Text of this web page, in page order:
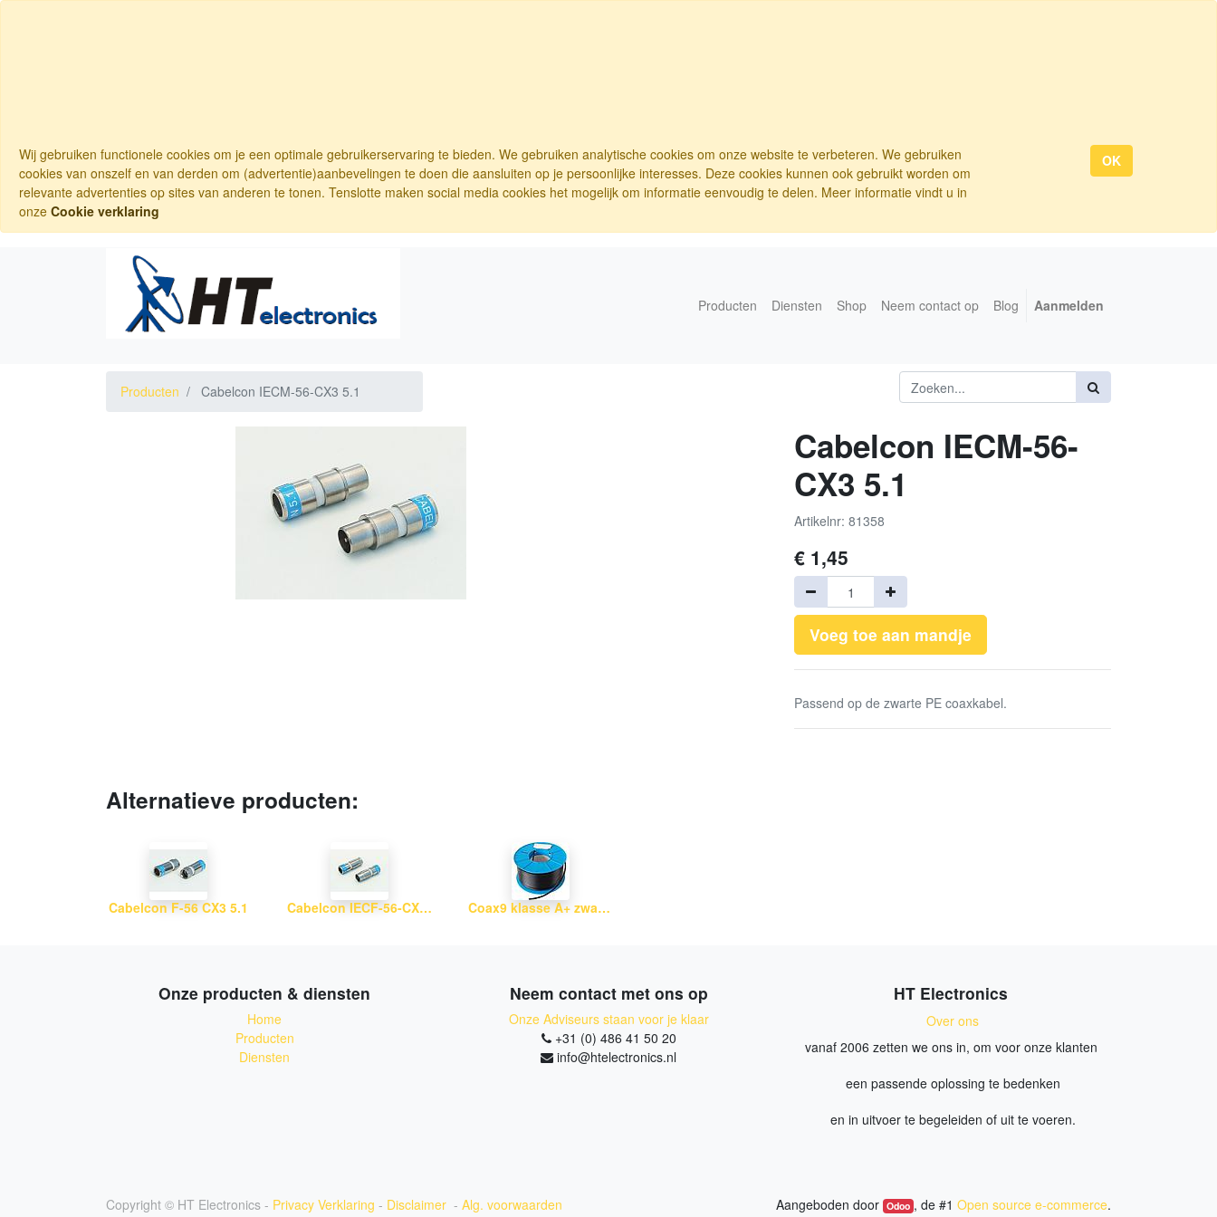
Wij gebruiken functionele cookies om je een optimale gebruikerservaring te bieden. We gebruiken analytische cookies om onze website te verbeteren. We gebruiken
cookies van onszelf en van derden om (advertentie)aanbevelingen te doen die aansluiten op je persoonlijke interesses. Deze cookies kunnen ook gebruikt worden om
relevante advertenties op sites van anderen te tonen. Tenslotte maken social media cookies het mogelijk om informatie eenvoudig te delen. Meer informatie vindt u in
onze Cookie verklaring
OK
Producten Diensten Shop Neem contact op Blog Aanmelden
Producten Cabelcon IECM-56-CX3 5.1
Cabelcon IECM-56-
CX3 5.1
Artikelnr: 81358
€ 1,45
Voeg toe aan mandje
Passend op de zwarte PE coaxkabel.
Alternatieve producten:
Cabelcon F-56 CX3 5.1 Cabelcon IECF-56-CX3 5.1 Coax9 klasse A+ zwart PE
Onze producten & diensten
Home
Producten
Diensten
Neem contact met ons op
Onze Adviseurs staan voor je klaar
+31 (0) 486 41 50 20
info@htelectronics.nl
HT Electronics
Over ons
vanaf 2006 zetten we ons in, om voor onze klanten
een passende oplossing te bedenken
en in uitvoer te begeleiden of uit te voeren.
Copyright © HT Electronics - Privacy Verklaring - Disclaimer - Alg. voorwaarden Aangeboden door Odoo , de #1 Open source e-commerce.